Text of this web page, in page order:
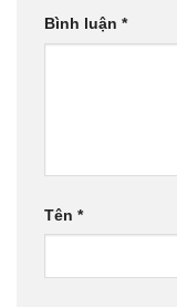
Bình luận *
Tên *